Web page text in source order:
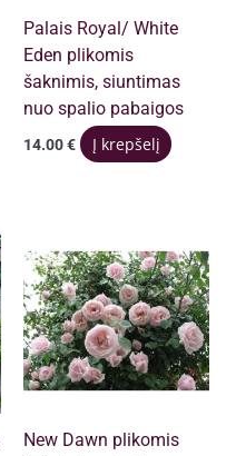
Palais Royal/ White
Eden plikomis
šaknimis, siuntimas
nuo spalio pabaigos
14.00€ Į krepšelį
New Dawn plikomis